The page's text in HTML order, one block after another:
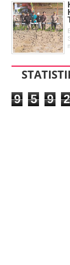
9 5 9 2